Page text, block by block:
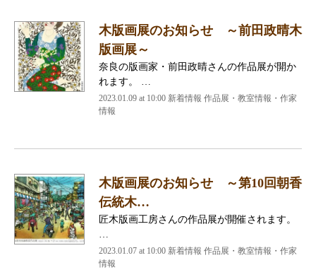
木版画展のお知らせ ～前田政晴木
版画展～
奈良の版画家・前田政晴さんの作品展が開か
れます。 …
2023.01.09 at 10:00 新着情報 作品展・教室情報・作家
情報
木版画展のお知らせ ～第10回朝香
伝統木…
匠木版画工房さんの作品展が開催されます。
2023.01.07 at 10:00 新着情報 作品展・教室情報・作家
情報